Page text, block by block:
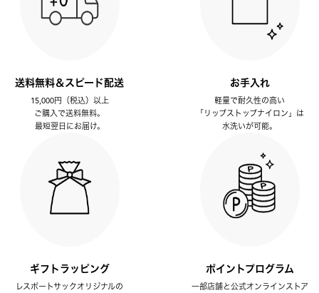
送料無料＆スピード配送
15,000円（税込）以上
ご購入で送料無料。
最短翌日にお届け。
お手入れ
軽量で耐久性の高い
「リップストップナイロン」は
水洗いが可能。
ギフトラッピング
レスポートサックオリジナルの
ポイントプログラム
一部店舗と公式オンラインストア